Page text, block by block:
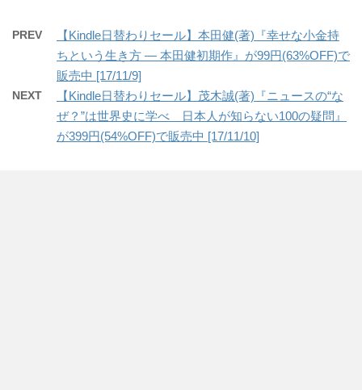
PREV
【Kindle日替わりセール】本田健(著)『幸せな小金持
ちという生き方 ― 本田健初期作』が99円(63%OFF)で
販売中 [17/11/9]
NEXT
【Kindle日替わりセール】茂木誠(著)『ニュースの“な
ぜ？”は世界史に学べ 日本人が知らない100の疑問』
が399円(54%OFF)で販売中 [17/11/10]